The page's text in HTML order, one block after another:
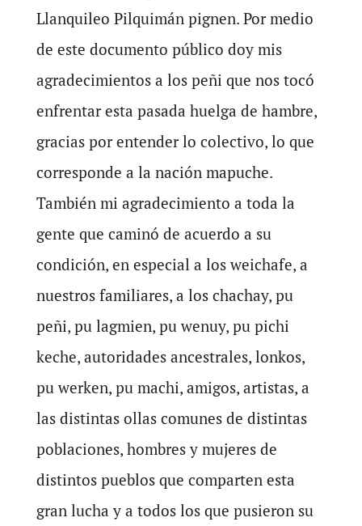
Llanquileo Pilquimán pignen. Por medio
de este documento público doy mis
agradecimientos a los peñi que nos tocó
enfrentar esta pasada huelga de hambre,
gracias por entender lo colectivo, lo que
corresponde a la nación mapuche.
También mi agradecimiento a toda la
gente que caminó de acuerdo a su
condición, en especial a los weichafe, a
nuestros familiares, a los chachay, pu
peñi, pu lagmien, pu wenuy, pu pichi
keche, autoridades ancestrales, lonkos,
pu werken, pu machi, amigos, artistas, a
las distintas ollas comunes de distintas
poblaciones, hombres y mujeres de
distintos pueblos que comparten esta
gran lucha y a todos los que pusieron su